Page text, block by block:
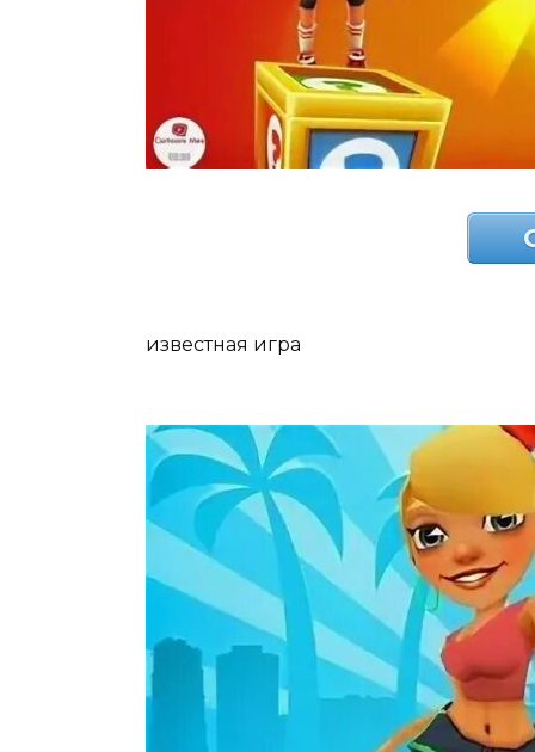
известная игра